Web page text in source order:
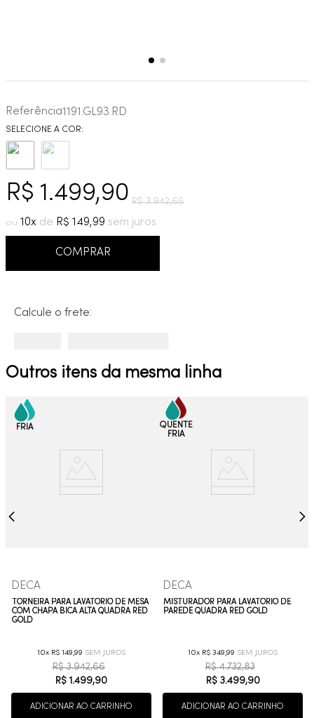
Referência1191.GL93.RD
R$ 1.499,90 R$ 3.942,66
10 R$ 149,99
COMPRAR
Calcule o frete:
Outros itens da mesma linha
DECA
TORNEIRA PARA LAVATÓRIO DE MESA
COM CHAPA BICA ALTA QUADRA RED
GOLD
10 R$ 149,99
R$ 3.942,66
R$ 1 .499,90
ADICIONAR AO CARRINHO
DECA
MISTURADOR PARA LAVATÓRIO DE
PAREDE QUADRA RED GOLD
10 R$ 349,99
R$ 4.732,83
R$ 3.499,90
ADICIONAR AO CARRINHO